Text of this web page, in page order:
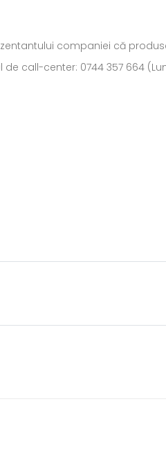
companiei că
de call-center: 0744 357 664